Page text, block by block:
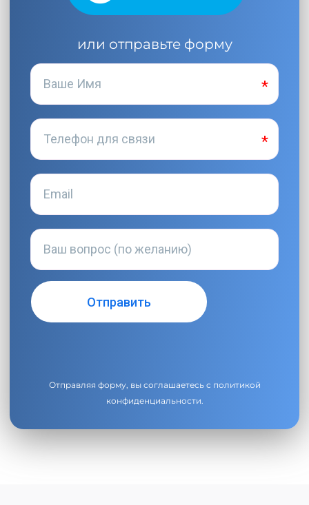
или отправьте форму
Отправляя форму, вы соглашаетесь с политикой
конфиденциальности.